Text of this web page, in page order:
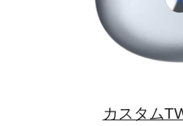
カスタム